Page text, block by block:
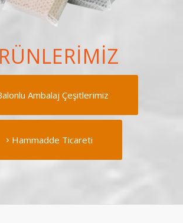
Ambalaj Çeşitlerimiz
Hammadde Ticareti